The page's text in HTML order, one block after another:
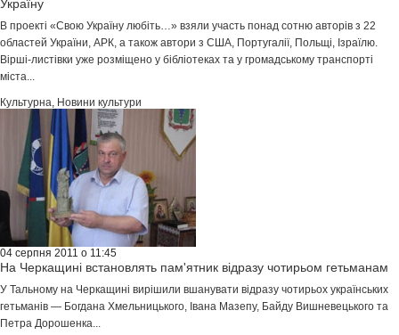
Україну
В проекті «Свою Україну любіть…» взяли участь понад сотню авторів з 22
областей України, АРК, а також автори з США, Португалії, Польщі, Ізраїлю.
Вірші-листівки уже розміщено у бібліотеках та у громадському транспорті
міста...
Культурна, Новини культури
04 серпня 2011 о 11:45
На Черкащині встановлять пам'ятник відразу чотирьом гетьманам
У Тальному на Черкащині вирішили вшанувати відразу чотирьох українських
гетьманів — Богдана Хмельницького, Івана Мазепу, Байду Вишневецького та
Петра Дорошенка...